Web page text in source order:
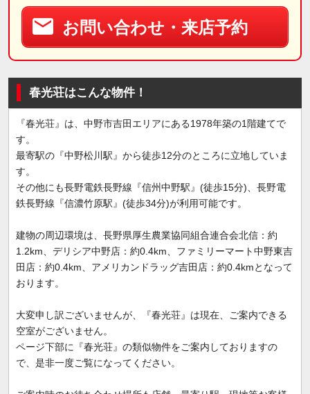
お問い合わせ・来店予約
春光荘はこんな物件！
『春光荘』は、中野市吉田エリアにある1978年築の1階建てで
す。
最寄駅の『中野松川駅』から徒歩12分のところに立地していま
す。
その他にも長野電鉄長野線『信州中野駅』(徒歩15分)、長野電
鉄長野線『信濃竹原駅』(徒歩34分)が利用可能です。
建物の周辺環境は、長野県厚生農業協同組合連合会北信：約
1.2km、デリシア中野店：約0.4km、ファミリーマート中野東吉
田店：約0.4km、アメリカンドラッグ吉田店：約0.4kmとなって
おります。
大変申し訳ございませんが、『春光荘』は現在、ご案内できる
空室がございません。
ページ下部に『春光荘』の類似物件をご案内しておりますの
で、是非一度ご覧になってください。